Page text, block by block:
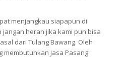
menjangkau siapapun di
heran jika kami pun bisa
dari Tulang Bawang. Oleh
membutuhkan Jasa Pasang